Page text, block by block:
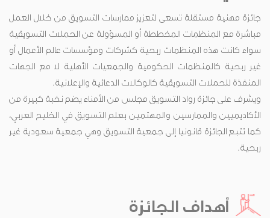
جائزة مهنية مستقلة تسعى لتعزيز ممارسات التسويق من خلال العمل
مباشرة مع المنظمات المخططة أو المسؤولة عن الحملات التسويقية
سواء كانت هذه المنظمات ربحية كشركات ومؤسسات عالم الأعمال أو
غير ربحية كالمنظمات الحكومية والجمعيات الأهلية لا مع الجهات
المنفذة للحملات التسويقية كالوكالات الدعائية والإعلانية.
ويشرف على جائزة رواد التسويق مجلس من الأمناء يضم نخبة كبيرة من
الأكاديميين والممارسين والمهتمين بعلم التسويق في الخليج العربي،
كما تتبع الجائزة قانونيا إلى جمعية التسويق وهي جمعية سعودية غير
ربحية.
أهداف الجائزة